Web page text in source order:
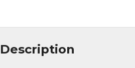
Description